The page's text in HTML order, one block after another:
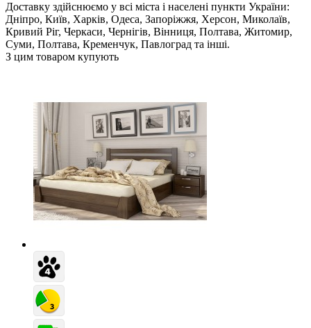
Доставку здійснюємо у всі міста і населені пункти України:
Дніпро, Київ, Харків, Одеса, Запоріжжя, Херсон, Миколаїв,
Кривий Ріг, Черкаси, Чернігів, Вінниця, Полтава, Житомир,
Суми, Полтава, Кременчук, Павлоград та інші.
З цим товаром купують